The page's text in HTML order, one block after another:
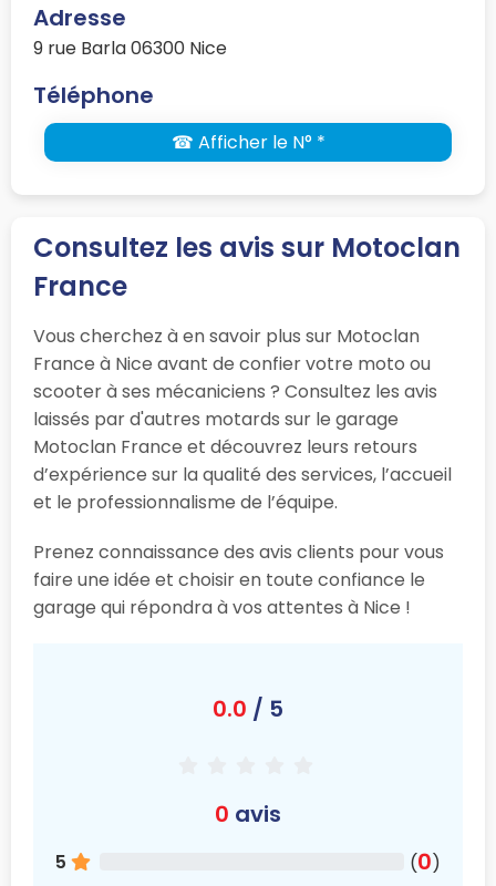
Adresse
9 rue Barla 06300 Nice
Téléphone
☎ Afficher le N° *
Consultez les avis sur Motoclan
France
Vous cherchez à en savoir plus sur Motoclan
France à Nice avant de confier votre moto ou
scooter à ses mécaniciens ? Consultez les avis
laissés par d'autres motards sur le garage
Motoclan France et découvrez leurs retours
d’expérience sur la qualité des services, l’accueil
et le professionnalisme de l’équipe.
Prenez connaissance des avis clients pour vous
faire une idée et choisir en toute confiance le
garage qui répondra à vos attentes à Nice !
0.0 / 5
0 avis
5 (0)